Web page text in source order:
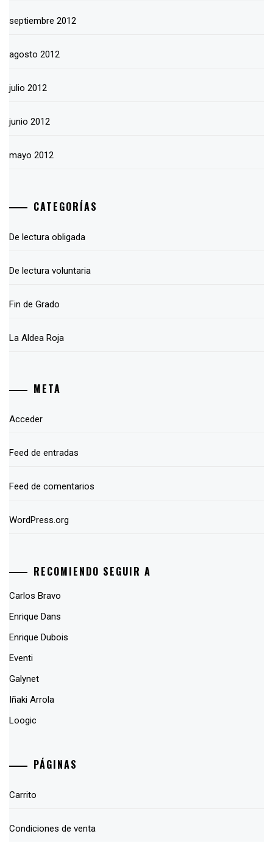
septiembre 2012
agosto 2012
julio 2012
junio 2012
mayo 2012
CATEGORÍAS
De lectura obligada
De lectura voluntaria
Fin de Grado
La Aldea Roja
META
Acceder
Feed de entradas
Feed de comentarios
WordPress.org
RECOMIENDO SEGUIR A
Carlos Bravo
Enrique Dans
Enrique Dubois
Eventi
Galynet
Iñaki Arrola
Loogic
PÁGINAS
Carrito
Condiciones de venta